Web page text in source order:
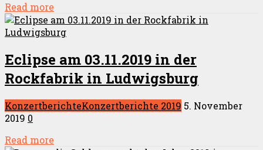
Read more
Eclipse am 03.11.2019 in der
Rockfabrik in Ludwigsburg
KonzertberichteKonzertberichte 2019 5. November
2019 0
Read more